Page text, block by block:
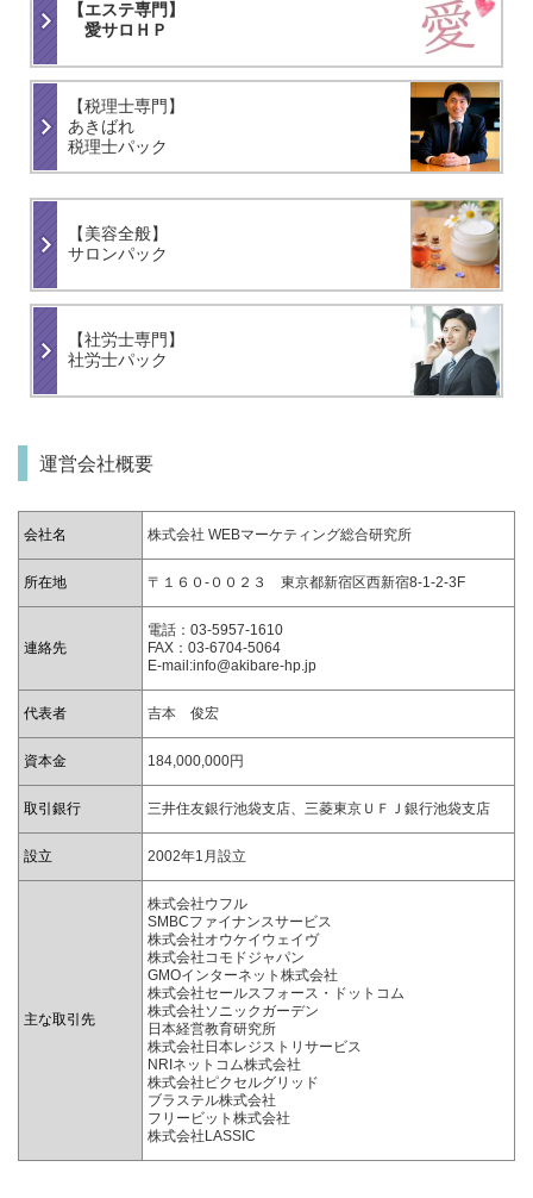
【エステ専門】
愛サロＨＰ
【税理士専門】
あきばれ
税理士パック
【美容全般】
サロンパック
【社労士専門】
社労士パック
運営会社概要
会社名 株式会社 WEBマーケティング総合研究所
所在地 〒１６０-００２３ 東京都新宿区西新宿8-1-2-3F
連絡先
電話：03-5957-1610
FAX：03-6704-5064
E-mail:info@akibare-hp.jp
代表者 吉本 俊宏
資本金 184,000,000円
取引銀行 三井住友銀行池袋支店、三菱東京ＵＦＪ銀行池袋支店
設立 2002年1月設立
主な取引先
株式会社ウフル
SMBCファイナンスサービス
株式会社オウケイウェイヴ
株式会社コモドジャパン
GMOインターネット株式会社
株式会社セールスフォース・ドットコム
株式会社ソニックガーデン
日本経営教育研究所
株式会社日本レジストリサービス
NRIネットコム株式会社
株式会社ピクセルグリッド
ブラステル株式会社
フリービット株式会社
株式会社LASSIC